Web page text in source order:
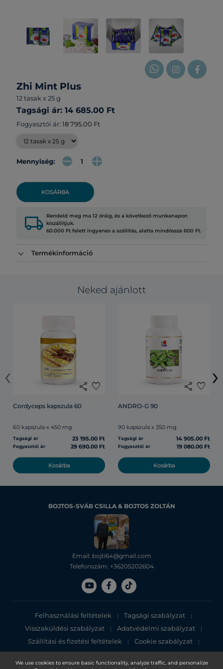
We use cookies to ensure basic functionality, analyze traffic, and personalize
Zhi Mint Plus
12 tasak x 25 g
Tagsági ár: 14 685.00 Ft
Fogyasztói ár: 18 795.00 Ft
Mennyiség:
KOSÁRBA
local_shipping Rendeld meg ma 12 óráig, és a következő munkanapon
kiszállítjuk.
60.000 Ft felett ingyenes a szállítás, alatta mindössze 600 Ft.
Termékinformáció
Neked ajánlott
share favorite
Cordyceps kapszula 60
60 kapszula x 450 mg
Tagsági ár 23 195.00 Ft
Fogyasztói ár 29 690.00 Ft
Kosárba
share favorite
ANDRO-G 90
90 kapszula x 350 mg
Tagsági ár 14 905.00 Ft
Fogyasztói ár 19 080.00 Ft
Kosárba
‹ ›
BOJTOS-SVÁB CSILLA & BOJTOS ZOLTÁN
Email: bojti64@gmail.com
Telefonszám: +36205202604
Felhasználási feltételek | Tagsági szabályzat |
Visszaküldési szabályzat | Adatvédelmi szabályzat |
Szállítási és fizetési feltételek | Cookie szabályzat |
Adatvédelmi tájékoztató